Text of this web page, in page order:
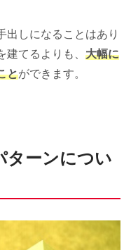
出しになることはあり
てるよりも、 大幅に
とができます。
ターンについ